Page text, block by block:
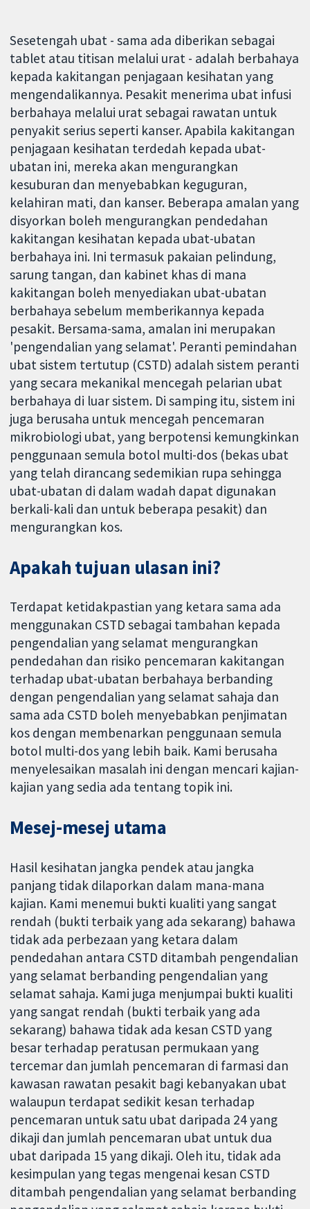
Sesetengah ubat - sama ada diberikan sebagai
tablet atau titisan melalui urat - adalah berbahaya
kepada kakitangan penjagaan kesihatan yang
mengendalikannya. Pesakit menerima ubat infusi
berbahaya melalui urat sebagai rawatan untuk
penyakit serius seperti kanser. Apabila kakitangan
penjagaan kesihatan terdedah kepada ubat-
ubatan ini, mereka akan mengurangkan
kesuburan dan menyebabkan keguguran,
kelahiran mati, dan kanser. Beberapa amalan yang
disyorkan boleh mengurangkan pendedahan
kakitangan kesihatan kepada ubat-ubatan
berbahaya ini. Ini termasuk pakaian pelindung,
sarung tangan, dan kabinet khas di mana
kakitangan boleh menyediakan ubat-ubatan
berbahaya sebelum memberikannya kepada
pesakit. Bersama-sama, amalan ini merupakan
'pengendalian yang selamat'. Peranti pemindahan
ubat sistem tertutup (CSTD) adalah sistem peranti
yang secara mekanikal mencegah pelarian ubat
berbahaya di luar sistem. Di samping itu, sistem ini
juga berusaha untuk mencegah pencemaran
mikrobiologi ubat, yang berpotensi kemungkinkan
penggunaan semula botol multi-dos (bekas ubat
yang telah dirancang sedemikian rupa sehingga
ubat-ubatan di dalam wadah dapat digunakan
berkali-kali dan untuk beberapa pesakit) dan
mengurangkan kos.
Apakah tujuan ulasan ini?
Terdapat ketidakpastian yang ketara sama ada
menggunakan CSTD sebagai tambahan kepada
pengendalian yang selamat mengurangkan
pendedahan dan risiko pencemaran kakitangan
terhadap ubat-ubatan berbahaya berbanding
dengan pengendalian yang selamat sahaja dan
sama ada CSTD boleh menyebabkan penjimatan
kos dengan membenarkan penggunaan semula
botol multi-dos yang lebih baik. Kami berusaha
menyelesaikan masalah ini dengan mencari kajian-
kajian yang sedia ada tentang topik ini.
Mesej-mesej utama
Hasil kesihatan jangka pendek atau jangka
panjang tidak dilaporkan dalam mana-mana
kajian. Kami menemui bukti kualiti yang sangat
rendah (bukti terbaik yang ada sekarang) bahawa
tidak ada perbezaan yang ketara dalam
pendedahan antara CSTD ditambah pengendalian
yang selamat berbanding pengendalian yang
selamat sahaja. Kami juga menjumpai bukti kualiti
yang sangat rendah (bukti terbaik yang ada
sekarang) bahawa tidak ada kesan CSTD yang
besar terhadap peratusan permukaan yang
tercemar dan jumlah pencemaran di farmasi dan
kawasan rawatan pesakit bagi kebanyakan ubat
walaupun terdapat sedikit kesan terhadap
pencemaran untuk satu ubat daripada 24 yang
dikaji dan jumlah pencemaran ubat untuk dua
ubat daripada 15 yang dikaji. Oleh itu, tidak ada
kesimpulan yang tegas mengenai kesan CSTD
ditambah pengendalian yang selamat berbanding